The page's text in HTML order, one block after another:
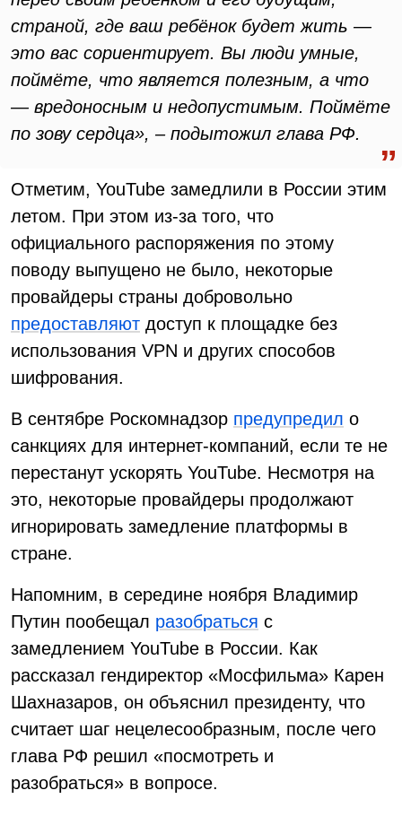
страной, где ваш ребёнок будет жить —
это вас сориентирует. Вы люди умные,
поймёте, что является полезным, а что
— вредоносным и недопустимым. Поймёте
по зову сердца», – подытожил глава РФ.
Отметим, YouTube замедлили в России этим
летом. При этом из-за того, что
официального распоряжения по этому
поводу выпущено не было, некоторые
провайдеры страны добровольно
предоставляют доступ к площадке без
использования VPN и других способов
шифрования.
В сентябре Роскомнадзор предупредил о
санкциях для интернет-компаний, если те не
перестанут ускорять YouTube. Несмотря на
это, некоторые провайдеры продолжают
игнорировать замедление платформы в
стране.
Напомним, в середине ноября Владимир
Путин пообещал разобраться с
замедлением YouTube в России. Как
рассказал гендиректор «Мосфильма» Карен
Шахназаров, он объяснил президенту, что
считает шаг нецелесообразным, после чего
глава РФ решил «посмотреть и
разобраться» в вопросе.